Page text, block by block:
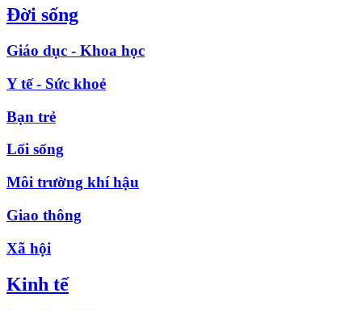
Đời sống
Giáo dục - Khoa học
Y tế - Sức khoẻ
Bạn trẻ
Lối sống
Môi trường khí hậu
Giao thông
Xã hội
Kinh tế